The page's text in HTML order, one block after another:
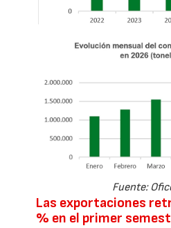
Fuente:
Las exportaciones
% en el primer